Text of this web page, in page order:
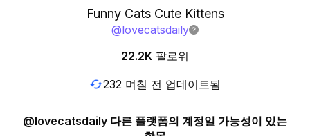
Funny Cats Cute Kittens
@lovecatsdaily
22.2K 팔로워
232 며칠 전 업데이트됨
@lovecatsdaily 다른 플랫폼의 계정일 가능성이 있는